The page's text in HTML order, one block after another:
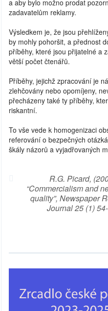
a aby bylo možno prodat
zadavatelům reklamy.
Výsledkem je, že jsou
by mohly pohoršit, a přednost
příběhy, které jsou přijatelné a
větší počet čtenářů.
Příběhy, jejichž zpracování je
zlehčovány nebo opomíjeny,
přecházeny také ty příběhy,
riskantní.
To vše vede k homogenizaci
referování o bezpečných
škály názorů a vyjadřovaných
R.G. Picard,
“Commercialism and
quality”, Newspaper
Journal 25 (1)